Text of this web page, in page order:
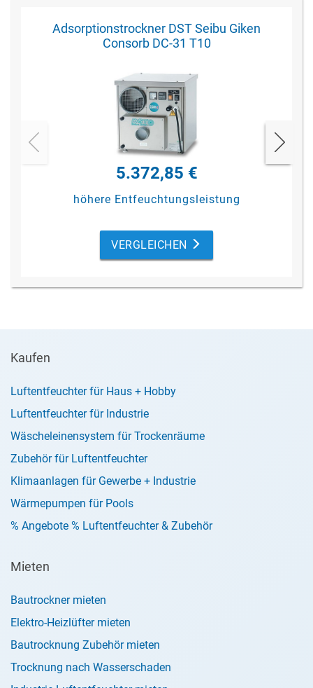
Adsorptionstrockner DST Seibu Giken
Consorb DC-31 T10
5.372,85 €
höhere Entfeuchtungsleistung
VERGLEICHEN
Kaufen
Luftentfeuchter für Haus + Hobby
Luftentfeuchter für Industrie
Wäscheleinensystem für Trockenräume
Zubehör für Luftentfeuchter
Klimaanlagen für Gewerbe + Industrie
Wärmepumpen für Pools
% Angebote % Luftentfeuchter & Zubehör
Mieten
Bautrockner mieten
Elektro-Heizlüfter mieten
Bautrocknung Zubehör mieten
Trocknung nach Wasserschaden